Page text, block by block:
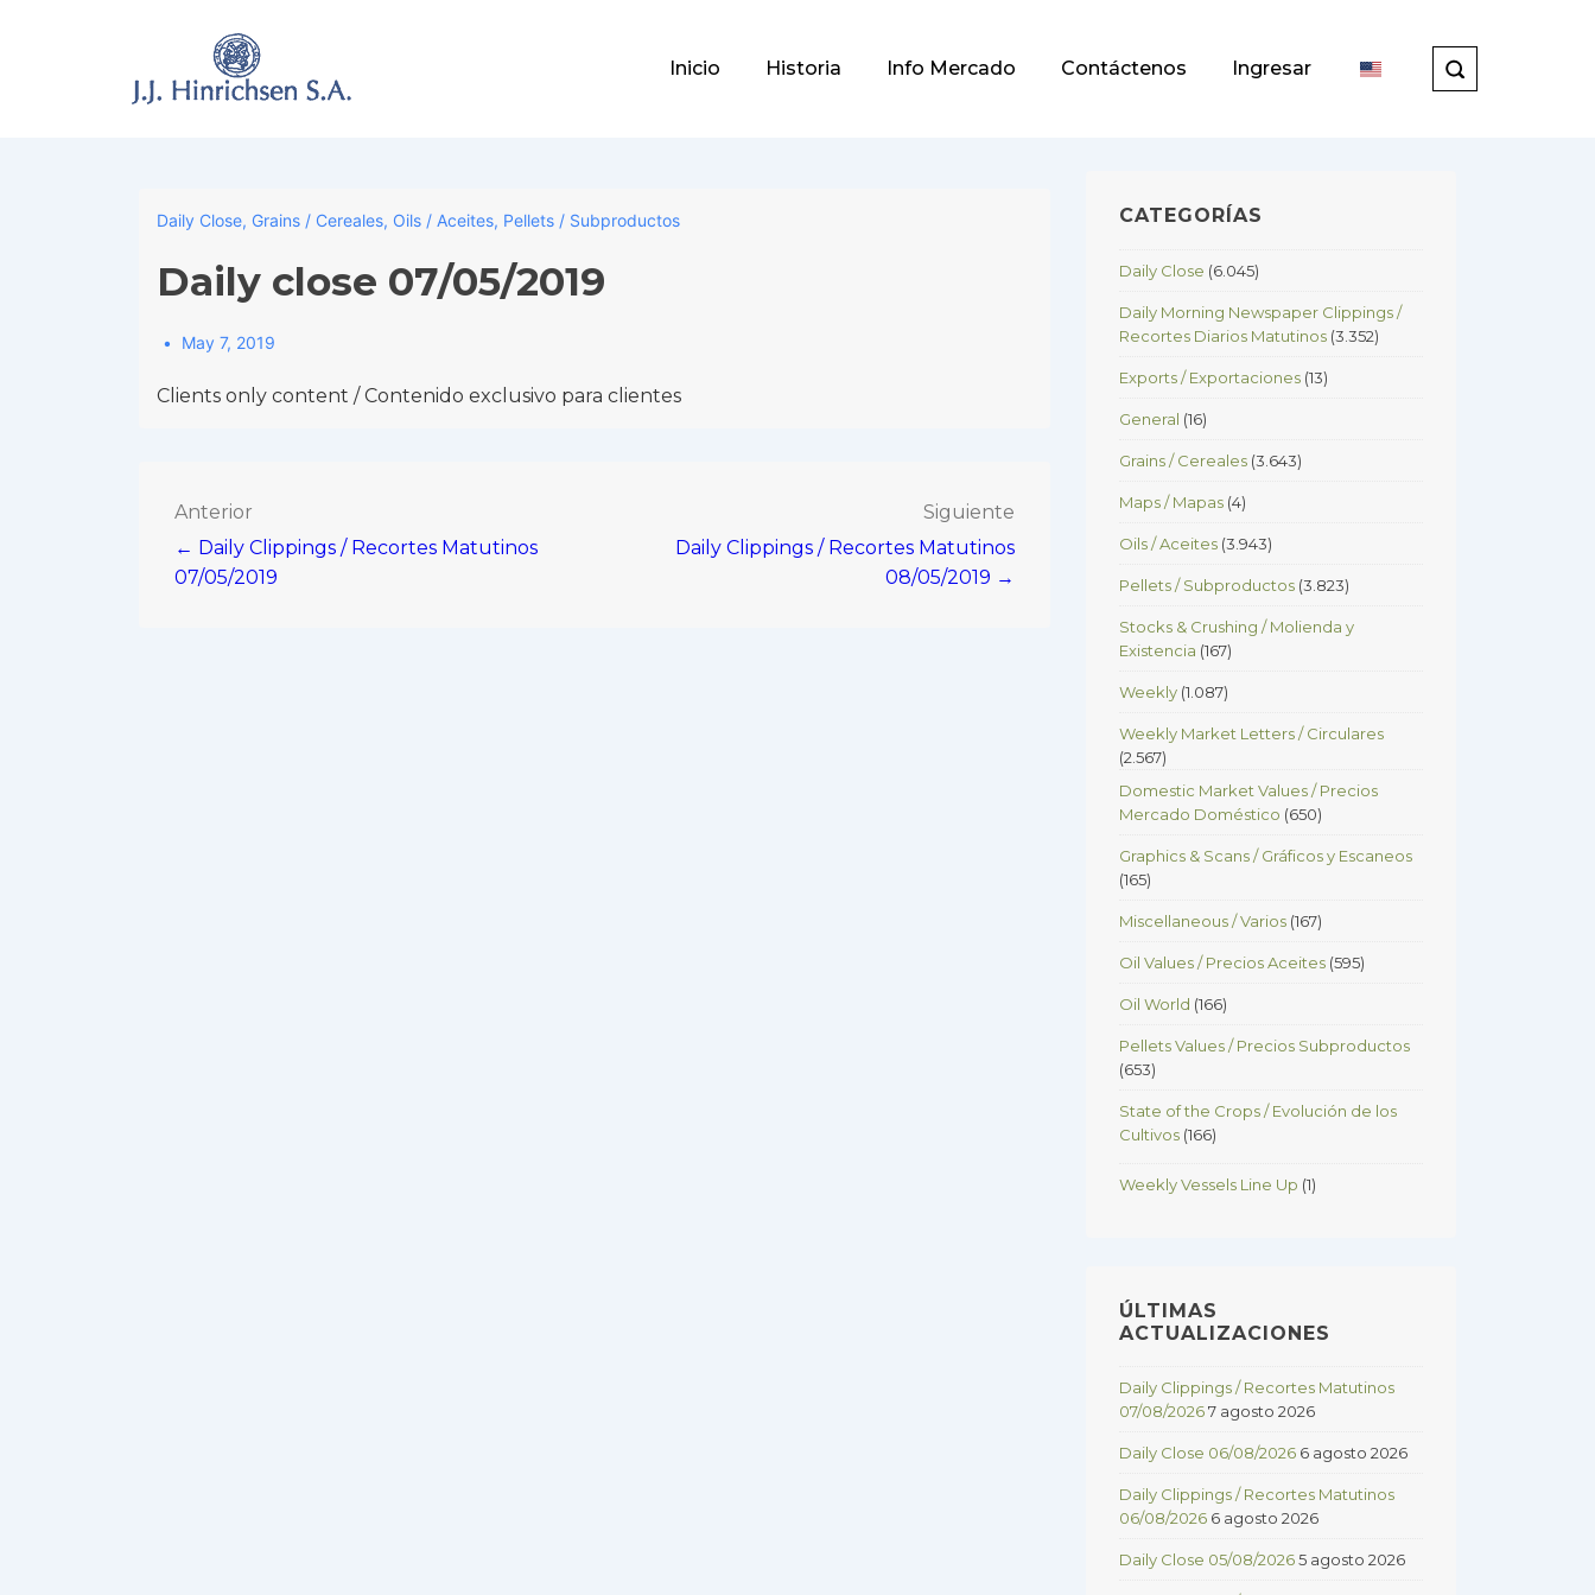
Main
Inicio Historia Info Mercado Contáctenos Ingresar
Daily Close, Grains / Cereales, Oils / Aceites, Pellets / Subproductos
Daily close 07/05/2019
May 7, 2019
Clients only content / Contenido exclusivo para clientes
Navegación
de
Anterior
← Daily Clippings / Recortes Matutinos
07/05/2019
Siguiente
Daily Clippings / Recortes Matutinos
08/05/2019 →
CATEGORÍAS
Daily Close (6.045)
Daily Morning Newspaper Clippings /
Recortes Diarios Matutinos (3.352)
Exports / Exportaciones (13)
General (16)
Grains / Cereales (3.643)
Maps / Mapas (4)
Oils / Aceites (3.943)
Pellets / Subproductos (3.823)
Stocks & Crushing / Molienda y
Existencia (167)
Weekly (1.087)
Weekly Market Letters / Circulares
(2.567)
Domestic Market Values / Precios
Mercado Doméstico (650)
Graphics & Scans / Gráficos y Escaneos
(165)
Miscellaneous / Varios (167)
Oil Values / Precios Aceites (595)
Oil World (166)
Pellets Values / Precios Subproductos
(653)
State of the Crops / Evolución de los
Cultivos (166)
Weekly Vessels Line Up (1)
ÚLTIMAS
ACTUALIZACIONES
Daily Clippings / Recortes Matutinos
07/08/20267 agosto 2026
Daily Close 06/08/2026 6 agosto 2026
Daily Clippings / Recortes Matutinos
06/08/2026 6 agosto 2026
Daily Close 05/08/20265 agosto 2026